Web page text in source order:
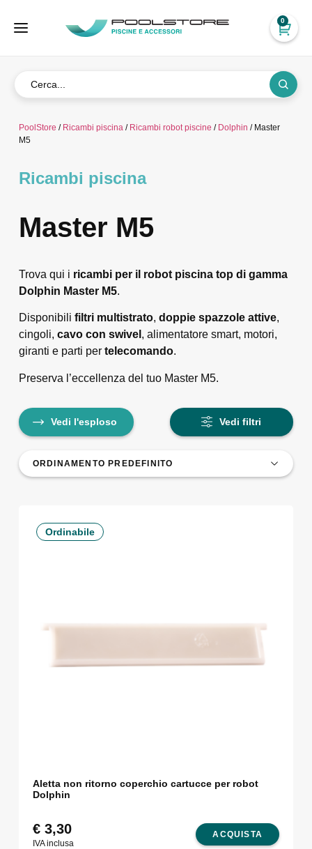
0
PoolStore / Ricambi piscina/ Ricambi robot piscine / Dolphin / Master
M5
Ricambi piscina
Master M5
Trova qui i ricambi per il robot piscina top di gamma
Dolphin Master M5.
Disponibili filtri multistrato, doppie spazzole attive,
cingoli, cavo con swivel , alimentatore smart, motori,
giranti e parti per telecomando.
Preserva l’eccellenza del tuo Master M5.
Vedi filtri
Vedi l'esploso
Ordinabile
Aletta non ritorno coperchio cartucce per robot
Dolphin
ACQUISTA
€3,30
IVA inclusa